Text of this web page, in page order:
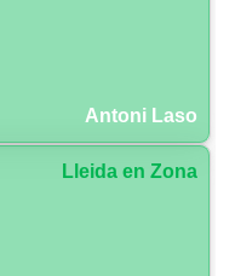
Antoni Laso
Lleida en Zona